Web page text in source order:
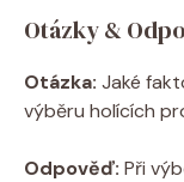
Otázky &
Otázka: Jaké
výběru holících
Odpověď: Při